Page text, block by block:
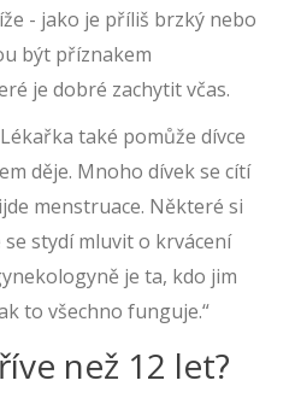
- jako je příliš brzký nebo
být příznakem
je dobré zachytit včas.
také pomůže dívce
děje. Mnoho dívek se cítí
menstruace. Některé si
se stydí mluvit o krvácení
je ta, kdo jim
to všechno funguje.“
než 12 let?